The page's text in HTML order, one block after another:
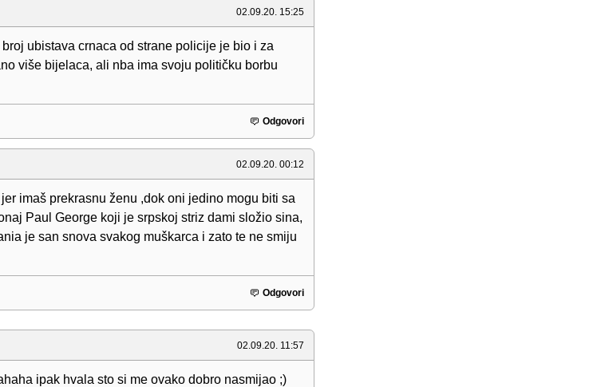
02.09.20. 15:25
ubistava crnaca od strane policije je bio i za
više bijelaca, ali nba ima svoju političku borbu
Odgovori
02.09.20. 00:12
imaš prekrasnu ženu ,dok oni jedino mogu biti sa
Paul George koji je srpskoj striz dami složio sina,
je san snova svakog muškarca i zato te ne smiju
Odgovori
02.09.20. 11:57
ipak hvala sto si me ovako dobro nasmijao ;)